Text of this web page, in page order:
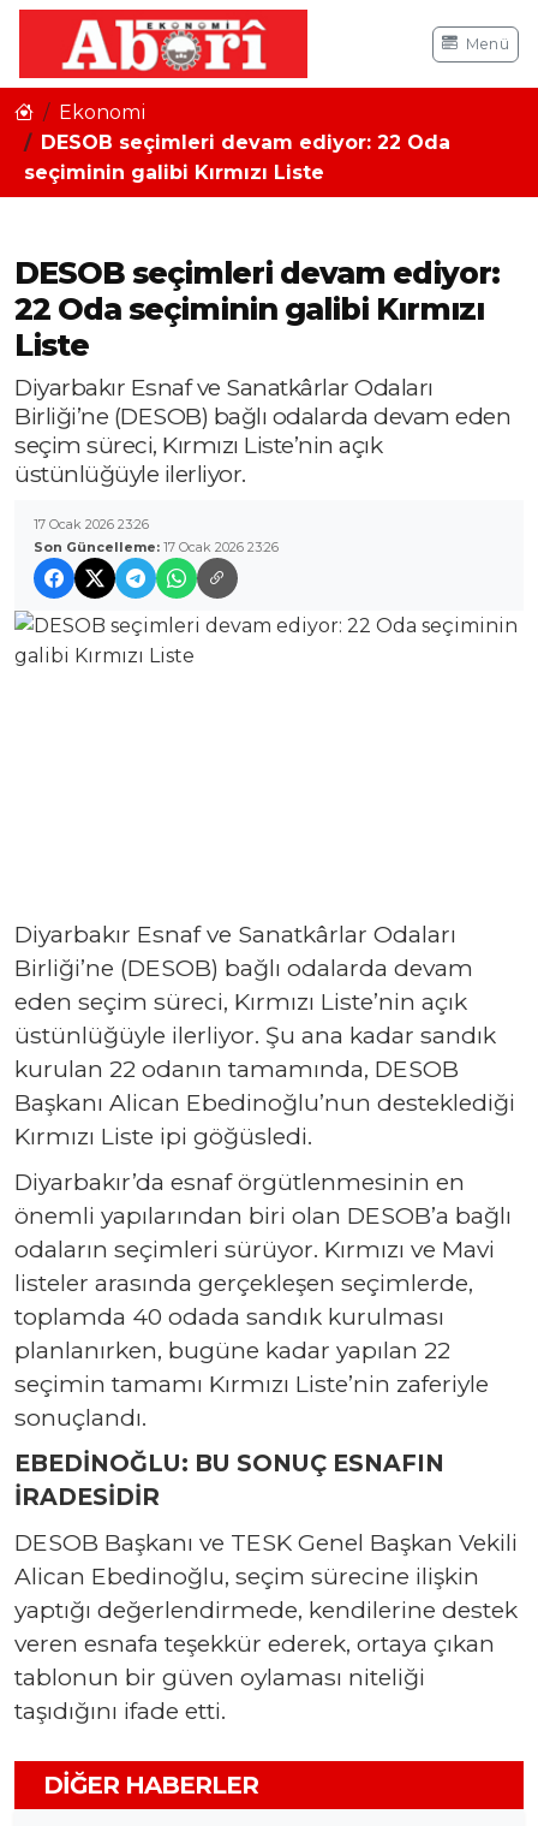
Menü
Ekonomi
DESOB seçimleri devam ediyor: 22 Oda
seçiminin galibi Kırmızı Liste
DESOB seçimleri devam ediyor:
22 Oda seçiminin galibi Kırmızı
Liste
Diyarbakır Esnaf ve Sanatkârlar Odaları
Birliği’ne (DESOB) bağlı odalarda devam eden
seçim süreci, Kırmızı Liste’nin açık
üstünlüğüyle ilerliyor.
17 Ocak 2026 23:26
Son Güncelleme: 17 Ocak 2026 23:26
Diyarbakır Esnaf ve Sanatkârlar Odaları
Birliği’ne (DESOB) bağlı odalarda devam
eden seçim süreci, Kırmızı Liste’nin açık
üstünlüğüyle ilerliyor. Şu ana kadar sandık
kurulan 22 odanın tamamında, DESOB
Başkanı Alican Ebedinoğlu’nun desteklediği
Kırmızı Liste ipi göğüsledi.
Diyarbakır’da esnaf örgütlenmesinin en
önemli yapılarından biri olan DESOB’a bağlı
odaların seçimleri sürüyor. Kırmızı ve Mavi
listeler arasında gerçekleşen seçimlerde,
toplamda 40 odada sandık kurulması
planlanırken, bugüne kadar yapılan 22
seçimin tamamı Kırmızı Liste’nin zaferiyle
sonuçlandı.
EBEDİNOĞLU: BU SONUÇ ESNAFIN
İRADESİDİR
DESOB Başkanı ve TESK Genel Başkan Vekili
Alican Ebedinoğlu, seçim sürecine ilişkin
yaptığı değerlendirmede, kendilerine destek
veren esnafa teşekkür ederek, ortaya çıkan
tablonun bir güven oylaması niteliği
taşıdığını ifade etti.
DIĞER HABERLER